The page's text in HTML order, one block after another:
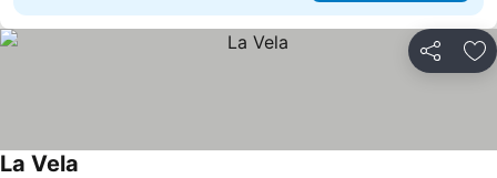
La Vela